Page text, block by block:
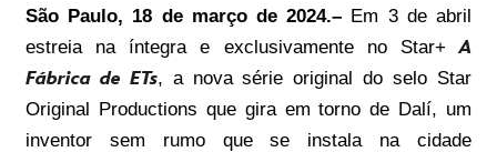
São Paulo, 18 de março de 2024.– Em 3 de abril
estreia na íntegra e exclusivamente no Star+
A
Fábrica de ETs, a nova série original do selo Star
Original Productions que gira em torno de Dalí, um
inventor sem rumo que se instala na cidade